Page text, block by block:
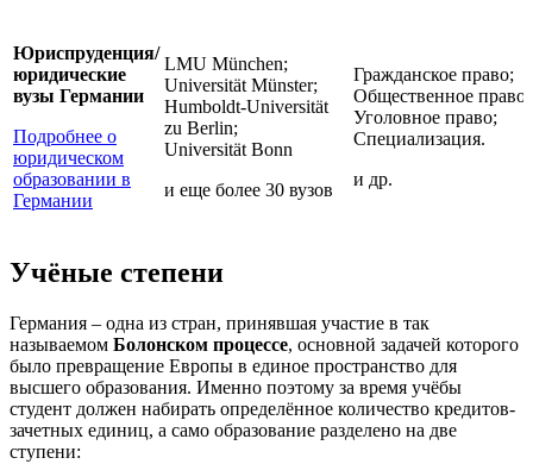
Юриспруденция/
юридические
вузы Германии
Подробнее о
юридическом
образовании в
Германии
LMU München;
Universität Münster;
Humboldt-Universität
zu Berlin;
Universität Bonn
и еще более 30 вузов
Гражданское право;
Общественное право;
Уголовное право;
Специализация.
и др.
Учёные степени
Германия – одна из стран, принявшая участие в так
называемом Болонском процессе, основной задачей которого
было превращение Европы в единое пространство для
высшего образования. Именно поэтому за время учёбы
студент должен набирать определённое количество кредитов-
зачетных единиц, а само образование разделено на две
ступени: